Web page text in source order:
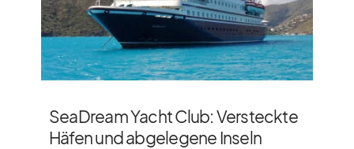
SeaDream Yacht Club: Versteckte
Häfen und abgelegene Inseln